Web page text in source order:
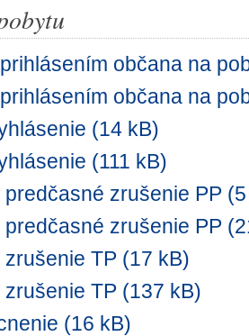
občana na
občana na
(14 kB)
(111 kB)
zrušenie PP
zrušenie PP
TP (17 kB)
TP (137 kB)
(16 kB)